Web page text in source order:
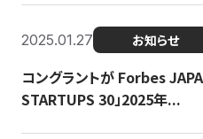
2025.01.27 お知らせ
コングラントが Forbes
STARTUPS 30」2025年...